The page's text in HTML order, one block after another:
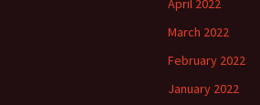
April 2022
March 2022
February 2022
January 2022